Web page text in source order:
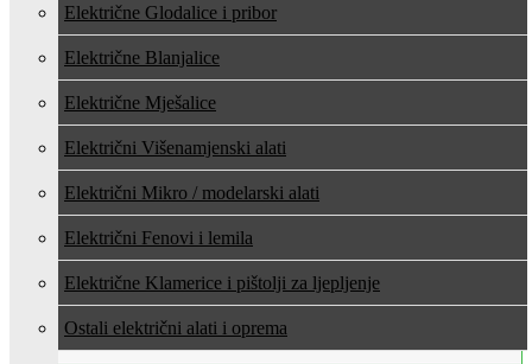
Električne Glodalice i pribor
Električne Blanjalice
Električne Mješalice
Električni Višenamjenski alati
Električni Mikro / modelarski alati
Električni Fenovi i lemila
Električne Klamerice i pištolji za ljepljenje
Ostali električni alati i oprema